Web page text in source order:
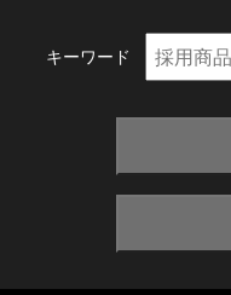
キーワード